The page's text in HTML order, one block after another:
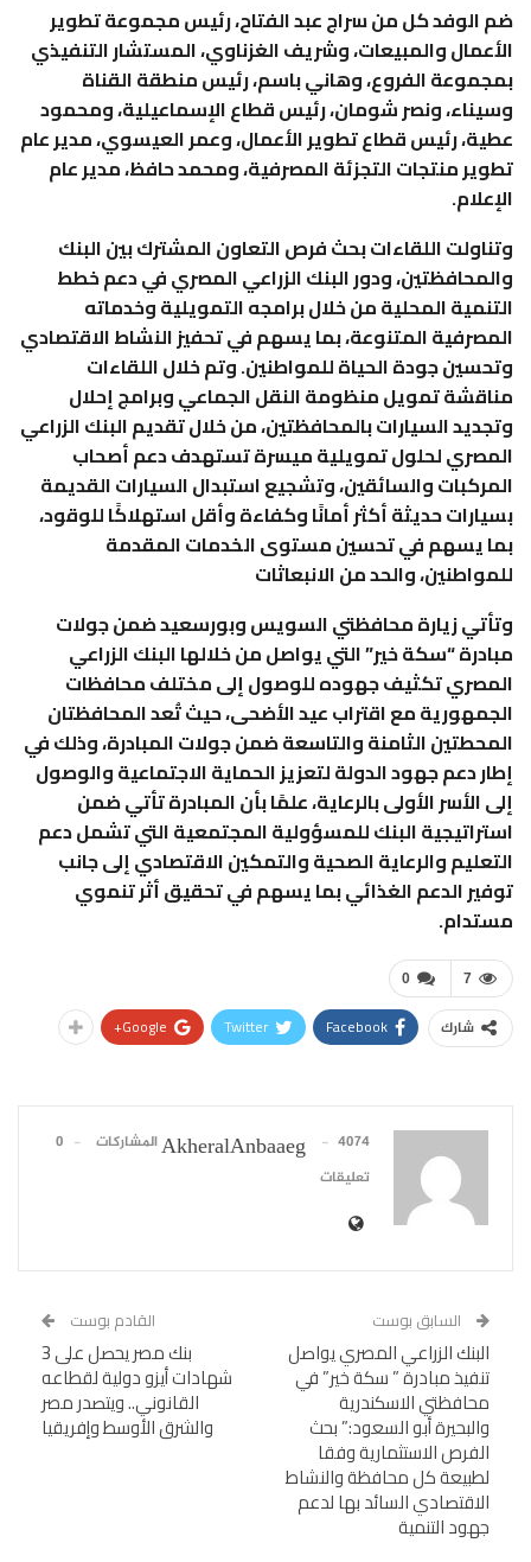
ضم الوفد كل من سراج عبد الفتاح، رئيس مجموعة تطوير
الأعمال والمبيعات، وشريف الغزناوي، المستشار التنفيذي
بمجموعة الفروع، وهاني باسم، رئيس منطقة القناة
وسيناء، ونصر شومان، رئيس قطاع الإسماعيلية، ومحمود
عطية، رئيس قطاع تطوير الأعمال، وعمر العيسوي، مدير عام
تطوير منتجات التجزئة المصرفية، ومحمد حافظ، مدير عام
الإعلام.
وتناولت اللقاءات بحث فرص التعاون المشترك بين البنك
والمحافظتين، ودور البنك الزراعي المصري في دعم خطط
التنمية المحلية من خلال برامجه التمويلية وخدماته
المصرفية المتنوعة، بما يسهم في تحفيز النشاط الاقتصادي
وتحسين جودة الحياة للمواطنين. وتم خلال اللقاءات
مناقشة تمويل منظومة النقل الجماعي وبرامج إحلال
وتجديد السيارات بالمحافظتين، من خلال تقديم البنك الزراعي
المصري لحلول تمويلية ميسرة تستهدف دعم أصحاب
المركبات والسائقين، وتشجيع استبدال السيارات القديمة
بسيارات حديثة أكثر أمانًا وكفاءة وأقل استهلاكًا للوقود،
بما يسهم في تحسين مستوى الخدمات المقدمة
للمواطنين، والحد من الانبعاثات
وتأتي زيارة محافظتي السويس وبورسعيد ضمن جولات
مبادرة “سكة خير” التي يواصل من خلالها البنك الزراعي
المصري تكثيف جهوده للوصول إلى مختلف محافظات
الجمهورية مع اقتراب عيد الأضحى، حيث تُعد المحافظتان
المحطتين الثامنة والتاسعة ضمن جولات المبادرة، وذلك في
إطار دعم جهود الدولة لتعزيز الحماية الاجتماعية والوصول
إلى الأسر الأولى بالرعاية، علمًا بأن المبادرة تأتي ضمن
استراتيجية البنك للمسؤولية المجتمعية التي تشمل دعم
التعليم والرعاية الصحية والتمكين الاقتصادي إلى جانب
توفير الدعم الغذائي بما يسهم في تحقيق أثر تنموي
مستدام.
0 7
شارك Facebook
Twitter
Google+
AkheralAnbaaeg 4074 المشاركات
0
تعليقات
السابق بوست
البنك الزراعي المصري يواصل
تنفيذ مبادرة ” سكة خير” في
محافظتي الاسكندرية
والبحيرة أبو السعود:” بحث
الفرص الاستثمارية وفقا
لطبيعة كل محافظة والنشاط
الاقتصادي السائد بها لدعم
جهود التنمية
القادم بوست
بنك مصر يحصل على 3
شهادات أيزو دولية لقطاعه
القانوني.. ويتصدر مصر
والشرق الأوسط وإفريقيا